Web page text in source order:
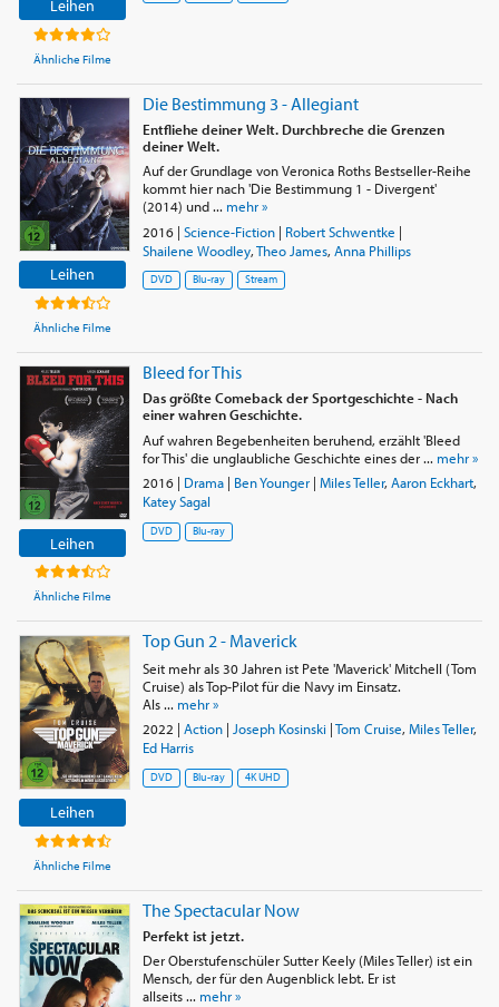
Weiterhin wird er den Superhelden Dr. Reed Richards aka
Mister Fantastic in der neuen Version von Fantastic 4
Leihen
Ähnliche Filme
Leihen
Ähnliche Filme
Die Bestimmung 3 - Allegiant
Entfliehe deiner Welt. Durchbreche die Grenzen
deiner Welt.
Auf der Grundlage von Veronica Roths Bestseller-Reihe
kommt hier nach 'Die Bestimmung 1 - Divergent'
(2014) und ... mehr »
2016| Science-Fiction| Robert Schwentke |
Shailene Woodley,Theo James, Anna Phillips
DVD Blu-ray Stream
Leihen
Ähnliche Filme
Bleed for This
Das größte Comeback der Sportgeschichte - Nach
einer wahren Geschichte.
Auf wahren Begebenheiten beruhend, erzählt 'Bleed
for This' die unglaubliche Geschichte eines der ... mehr »
2016| Drama| Ben Younger| Miles Teller, Aaron Eckhart,
Katey Sagal
DVD Blu-ray
Leihen
Ähnliche Filme
Top Gun 2 - Maverick
Seit mehr als 30 Jahren ist Pete 'Maverick' Mitchell (Tom
Cruise) als Top-Pilot für die Navy im Einsatz.
Als ... mehr »
2022 | Action| Joseph Kosinski|Tom Cruise, Miles Teller,
Ed Harris
DVD Blu-ray 4K UHD
The Spectacular Now
Perfekt ist jetzt.
Der Oberstufenschüler Sutter Keely (Miles Teller) ist ein
Mensch, der für den Augenblick lebt. Er ist
allseits ... mehr »